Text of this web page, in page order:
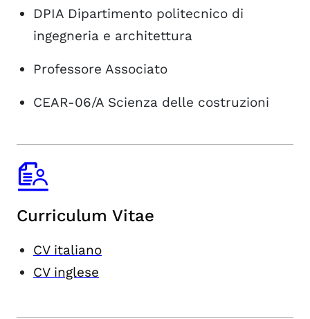
DPIA Dipartimento politecnico di
ingegneria e architettura
Professore Associato
CEAR-06/A Scienza delle costruzioni
Curriculum Vitae
CV italiano
CV inglese